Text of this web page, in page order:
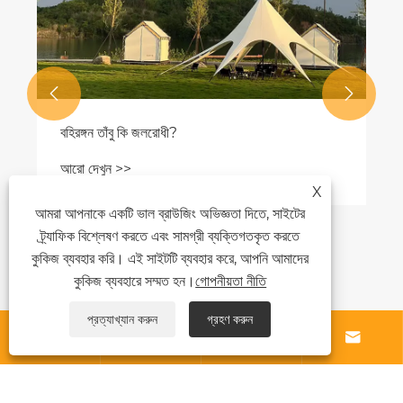
আপনার ভ্রমণের জন্য কীভাবে একটি ভাল হালকা
চয়ন করবেন
আরো দেখুন >>
 
আমাদের সম্পর্কে
 
X
আমরা আপনাকে একটি ভাল ব্রাউজিং অভিজ্ঞতা দিতে, সাইটের
ট্র্যাফিক বিশ্লেষণ করতে এবং সামগ্রী ব্যক্তিগতকৃত করতে
কুকিজ ব্যবহার করি। এই সাইটটি ব্যবহার করে, আপনি আমাদের
কুকিজ ব্যবহারে সম্মত হন।গোপনীয়তা নীতি
প্রত্যাখ্যান করুন গ্রহণ করুন